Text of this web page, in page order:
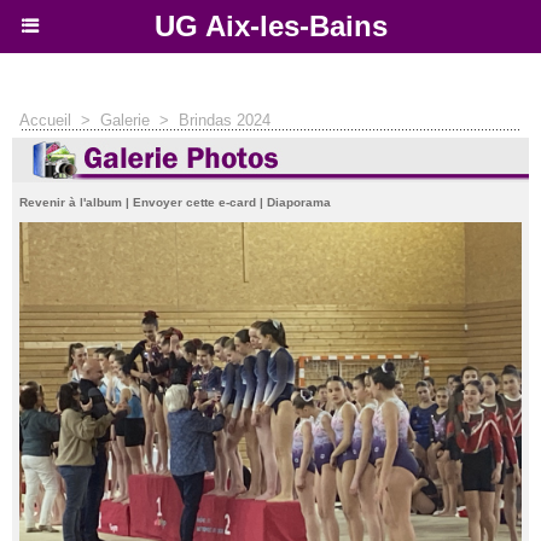
UG Aix-les-Bains
Accueil > Galerie > Brindas 2024
Revenir à l'album | Envoyer cette e-card | Diaporama